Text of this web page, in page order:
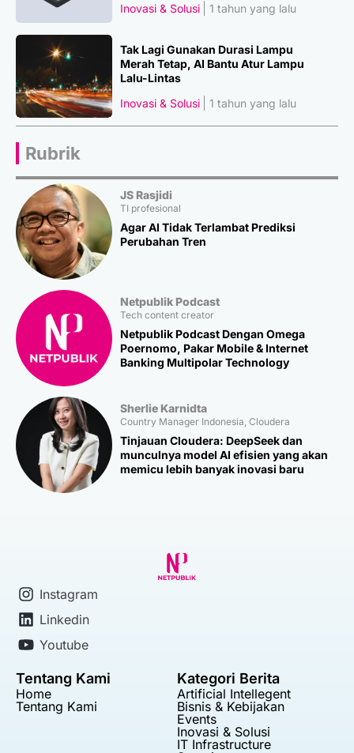
Inovasi & Solusi
1 tahun yang lalu
Tak Lagi Gunakan Durasi Lampu
Merah Tetap, AI Bantu Atur Lampu
Lalu-Lintas
Inovasi & Solusi
1 tahun yang lalu
Rubrik
JS Rasjidi
TI profesional
Agar AI Tidak Terlambat Prediksi
Perubahan Tren
Netpublik Podcast
Tech content creator
Netpublik Podcast Dengan Omega
Poernomo, Pakar Mobile & Internet
Banking Multipolar Technology
Sherlie Karnidta
Country Manager Indonesia, Cloudera
Tinjauan Cloudera: DeepSeek dan
munculnya model AI efisien yang akan
memicu lebih banyak inovasi baru
Instagram
Linkedin
Youtube
Tentang Kami
Home
Tentang Kami
Kategori Berita
Artificial Intellegent
Bisnis & Kebijakan
Events
Inovasi & Solusi
IT Infrastructure